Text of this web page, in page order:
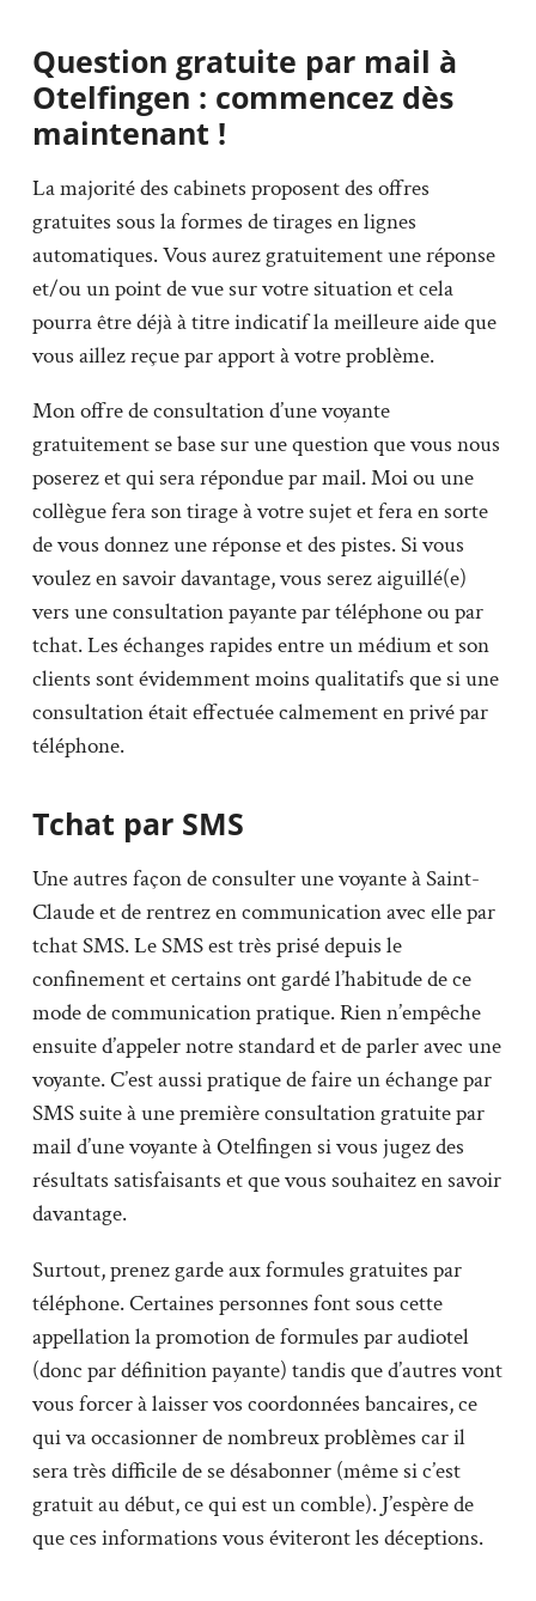
Question gratuite par mail à
Otelfingen : commencez dès
maintenant !
La majorité des cabinets proposent des offres
gratuites sous la formes de tirages en lignes
automatiques. Vous aurez gratuitement une réponse
et/ou un point de vue sur votre situation et cela
pourra être déjà à titre indicatif la meilleure aide que
vous aillez reçue par apport à votre problème.
Mon offre de consultation d’une voyante
gratuitement se base sur une question que vous nous
poserez et qui sera répondue par mail. Moi ou une
collègue fera son tirage à votre sujet et fera en sorte
de vous donnez une réponse et des pistes. Si vous
voulez en savoir davantage, vous serez aiguillé(e)
vers une consultation payante par téléphone ou par
tchat. Les échanges rapides entre un médium et son
clients sont évidemment moins qualitatifs que si une
consultation était effectuée calmement en privé par
téléphone.
Tchat par SMS
Une autres façon de consulter une voyante à Saint-
Claude et de rentrez en communication avec elle par
tchat SMS. Le SMS est très prisé depuis le
confinement et certains ont gardé l’habitude de ce
mode de communication pratique. Rien n’empêche
ensuite d’appeler notre standard et de parler avec une
voyante. C’est aussi pratique de faire un échange par
SMS suite à une première consultation gratuite par
mail d’une voyante à Otelfingen si vous jugez des
résultats satisfaisants et que vous souhaitez en savoir
davantage.
Surtout, prenez garde aux formules gratuites par
téléphone. Certaines personnes font sous cette
appellation la promotion de formules par audiotel
(donc par définition payante) tandis que d’autres vont
vous forcer à laisser vos coordonnées bancaires, ce
qui va occasionner de nombreux problèmes car il
sera très difficile de se désabonner (même si c’est
gratuit au début, ce qui est un comble). J’espère de
que ces informations vous éviteront les déceptions.